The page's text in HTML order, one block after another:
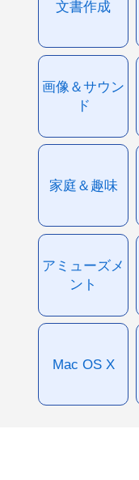
文書作成
画像＆サウン
ド
家庭＆趣味
アミューズメ
ント
Mac OS X